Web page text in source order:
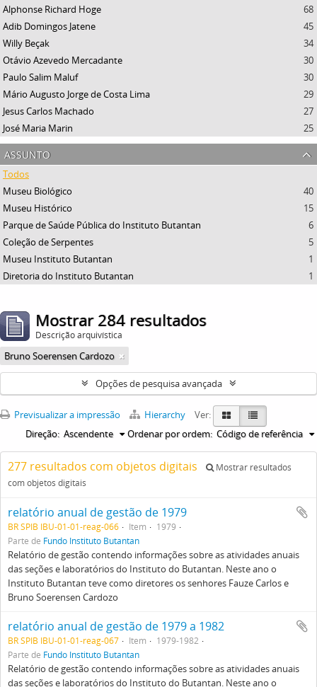
Alphonse Richard Hoge
68
Adib Domingos Jatene
45
Willy Beçak
34
Otávio Azevedo Mercadante
30
Paulo Salim Maluf
30
Mário Augusto Jorge de Costa Lima
29
Jesus Carlos Machado
27
José Maria Marin
25
assunto
Todos
Museu Biológico
40
Museu Histórico
15
Parque de Saúde Pública do Instituto Butantan
6
Coleção de Serpentes
5
Museu Instituto Butantan
1
Diretoria do Instituto Butantan
1
Mostrar 284 resultados
Descrição arquivística
Bruno Soerensen Cardozo
Opções de pesquisa avançada
Previsualizar a impressão Hierarchy
Ver:
Ordenar por ordem: Código de referência
Direção: Ascendente
277 resultados com objetos digitais
Mostrar resultados
com objetos digitais
relatório anual de gestão de 1979
BR SPIB IBU-01-01-reag-066 Item
1979
Parte de Fundo Instituto Butantan
Relatório de gestão contendo informações sobre as atividades anuais
das seções e laboratórios do Instituto do Butantan. Neste ano o
Instituto Butantan teve como diretores os senhores Fauze Carlos e
Bruno Soerensen Cardozo
relatório anual de gestão de 1979 a 1982
BR SPIB IBU-01-01-reag-067 Item
1979-1982
Parte de Fundo Instituto Butantan
Relatório de gestão contendo informações sobre as atividades anuais
das seções e laboratórios do Instituto do Butantan. Neste ano o